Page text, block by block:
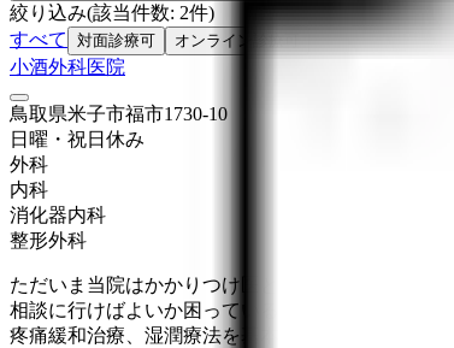
絞り込み(該当件数: 2件)
すべて
対面診療可 オンライン診療可
小酒外科医院
鳥取県米子市福市1730-10
日曜・祝日 休み
外科
内科
消化器内科
整形外科
ただいま当院はかかりつけ医として内科、外科、
相談に行けばよいか困っている様な症状など何で
疼痛緩和治療、湿潤療法を基本とした傷や火傷を